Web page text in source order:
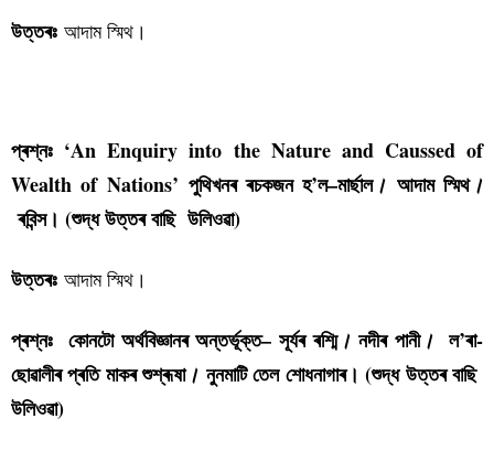
উত্তৰঃ আদাম স্মিথ।
প্ৰশ্নঃ ‘An Enquiry into the Nature and Caussed of
Wealth of Nations’ পুথিখনৰ ৰচকজন হ’ল–মাৰ্ছাল। আদাম স্মিথ।
ৰবিন্স। (শুদ্ধ উত্তৰ বাছি উলিওৱা)
উত্তৰঃ আদাম স্মিথ।
প্ৰশ্নঃ কোনটো অৰ্থবিজ্ঞানৰ অন্তৰ্ভূক্ত– সূৰ্যৰ ৰশ্মি।নদীৰ পানী।ল’ৰা-
ছোৱালীৰ প্ৰতি মাকৰ শুশ্ৰূষা। নুনমাটি তেল শোধনাগাৰ। (শুদ্ধ উত্তৰ বাছি
উলিওৱা)